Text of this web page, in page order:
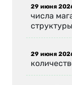
29 июня
числа
29 июня